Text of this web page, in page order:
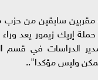
مقربين سابقين من حزب
إريك زيمور يعد وراء
مدير الدراسات في قسم
وليس مؤكدا"..